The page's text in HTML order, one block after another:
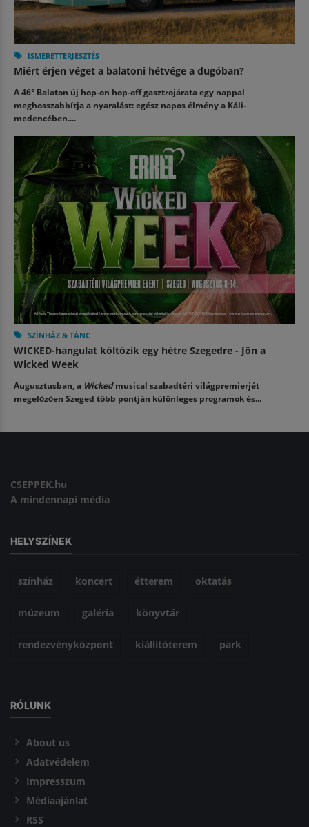
ISMERETTERJESZTÉS
Miért érjen véget a balatoni hétvége a dugóban?
A 46° Balaton új hop-on hop-off gasztrojárata egy nappal
meghosszabbítja a nyaralást: egész napos élmény a Káli-
medencében....
SZÍNHÁZ & TÁNC
WICKED-hangulat költözik egy hétre Szegedre - Jön a
Wicked Week
Augusztusban, a Wickedmusical szabadtéri világpremierjét
megelőzően Szeged több pontján különleges programok és...
CSEPPEK.hu
A mindennapi média
HELYSZÍNEK
színház koncert étterem oktatás
múzeum galéria könyvtár
rendezvényközpont kiállítóterem park
RÓLUNK
About us
Adatvédelem
Impresszum
Médiaajánlat
RSS